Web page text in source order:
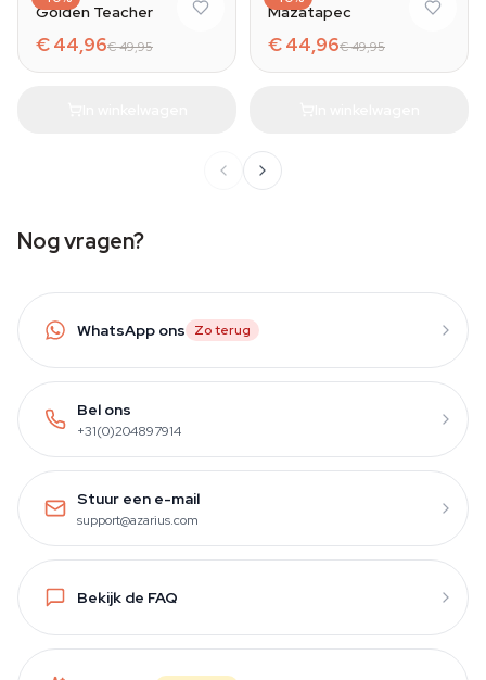
Golden Teacher
€ 44,96€ 49,95
Mazatapec
€ 44,96€ 49,95
Nog vragen?
WhatsApp ons Zo terug
Bel ons
+31(0)204897914
Stuur een e-mail
support@azarius.com
Bekijk de FAQ